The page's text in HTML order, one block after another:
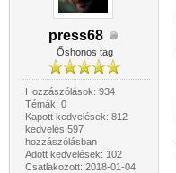
press68
Őshonos tag
Hozzászólások: 934
Témák: 0
Kapott kedvelések: 812
kedvelés 597
hozzászólásban
Adott kedvelések: 102
Csatlakozott: 2018-01-04